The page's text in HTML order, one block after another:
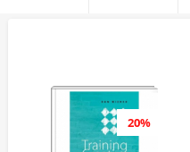
20%